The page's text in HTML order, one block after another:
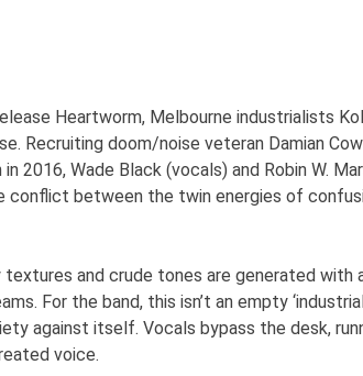
Heartworm, Melbourne industrialists
Recruiting doom/noise veteran Damian
2016, Wade Black (vocals) and Robin W.
conflict between the twin energies of
textures and crude tones are generated
For the band, this isn’t an empty
against itself. Vocals bypass the desk,
voice.